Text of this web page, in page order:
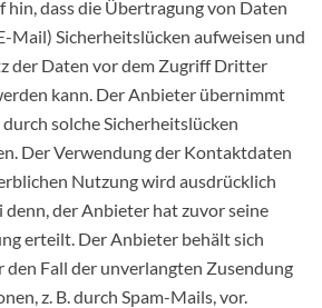
dass die Übertragung von Daten
Mail) Sicherheitslücken aufweisen und
der Daten vor dem Zugriff Dritter
kann. Der Anbieter übernimmt
solche Sicherheitslücken
Der Verwendung der Kontaktdaten
Nutzung wird ausdrücklich
denn, der Anbieter hat zuvor seine
erteilt. Der Anbieter behält sich
Fall der unverlangten Zusendung
z. B. durch Spam-Mails, vor.